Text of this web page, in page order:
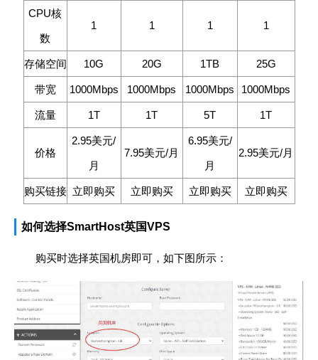
CPU核
数
1 1 1 1
存储空间 10G 20G 1TB 25G
带宽 1000Mbps 1000Mbps 1000Mbps 1000Mbps
流量 1T 1T 5T 1T
价格
2.95美元/
月
7.95美元/月
6.95美元/
月
2.95美元/月
购买链接 立即购买 立即购买 立即购买 立即购买
如何选择SmartHost英国VPS
购买时选择英国机房即可，如下图所示：